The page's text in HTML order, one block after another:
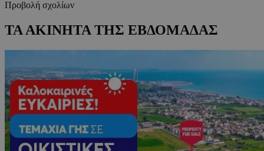
Προβολή σχολίων
ΤΑ ΑΚΙΝΗΤΑ ΤΗΣ ΕΒΔΟΜΑΔΑΣ